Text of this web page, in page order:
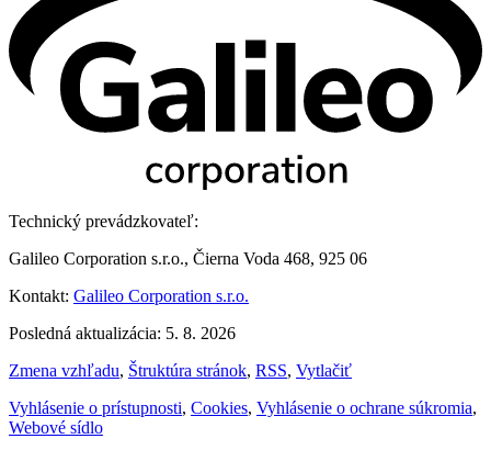
Technický prevádzkovateľ:
Galileo Corporation s.r.o., Čierna Voda 468, 925 06
Kontakt: Galileo Corporation s.r.o.
Posledná aktualizácia: 5. 8. 2026
Zmena vzhľadu, Štruktúra stránok, RSS, Vytlačiť
Vyhlásenie o prístupnosti, Cookies, Vyhlásenie o ochrane súkromia,
Webové sídlo